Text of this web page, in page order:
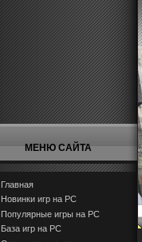
МЕНЮ САЙТА
Главная
Новинки игр на PC
Популярные игры на PC
База игр на РС